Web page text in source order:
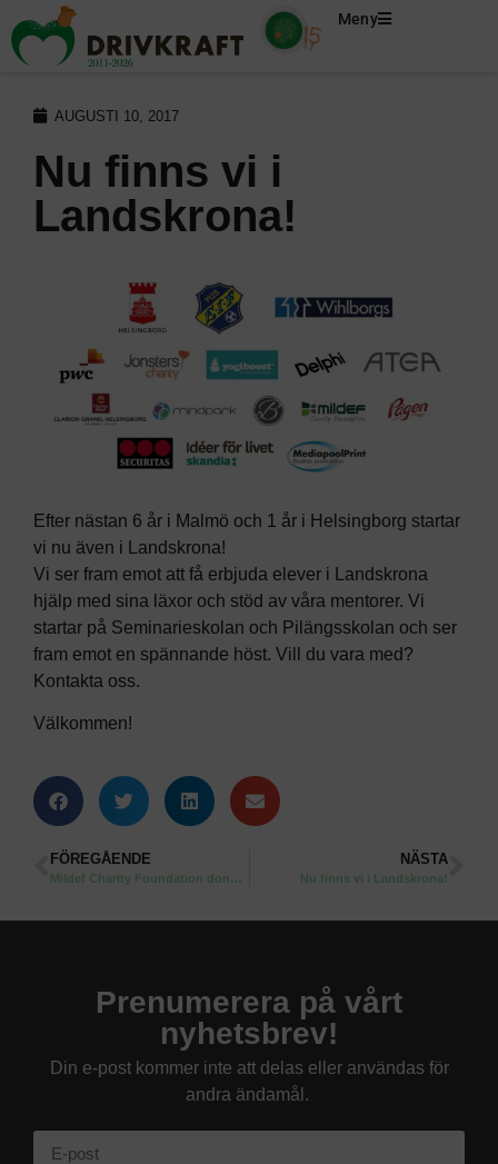
Meny
AUGUSTI 10, 2017
Nu finns vi i
Landskrona!
Efter nästan 6 år i Malmö och 1 år i Helsingborg startar
vi nu även i Landskrona!
Vi ser fram emot att få erbjuda elever i Landskrona
hjälp med sina läxor och stöd av våra mentorer. Vi
startar på Seminarieskolan och Pilängsskolan och ser
fram emot en spännande höst. Vill du vara med?
Kontakta oss.
Välkommen!
FÖREGÅENDE
Mildef Charity Foundation donerar till Drivkraft Helsingborg
NÄSTA
Nu finns vi i Landskrona!
Prenumerera på vårt
nyhetsbrev!
Din e-post kommer inte att delas eller användas för
andra ändamål.